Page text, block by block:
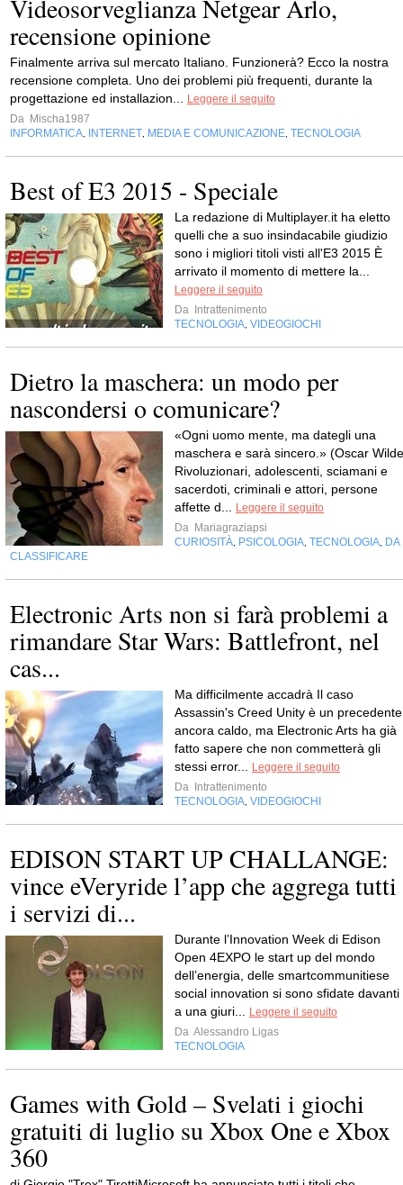
Videosorveglianza Netgear Arlo,
recensione opinione
Finalmente arriva sul mercato Italiano. Funzionerà? Ecco la nostra
recensione completa. Uno dei problemi più frequenti, durante la
progettazione ed installazion...
Leggere il seguito
Da Mischa1987
INFORMATICA
INTERNET MEDIA E COMUNICAZIONE TECNOLOGIA
Best of E3 2015 - Speciale
La redazione di Multiplayer.it ha eletto
quelli che a suo insindacabile giudizio
sono i migliori titoli visti all'E3 2015 È
arrivato il momento di mettere la...
Leggere il seguito
Da
Intrattenimento
TECNOLOGIA VIDEOGIOCHI
Dietro la maschera: un modo per
nascondersi o comunicare?
«Ogni uomo mente, ma dategli una
maschera e sarà sincero.» (Oscar
Rivoluzionari, adolescenti, sciamani e
sacerdoti, criminali e attori, persone
affette d...
Leggere il seguito
Da Mariagraziapsi
CURIOSITÀ PSICOLOGIA TECNOLOGIA DA
CLASSIFICARE
Electronic Arts non si farà problemi a
rimandare Star Wars: Battlefront, nel
cas...
Ma difficilmente accadrà Il caso
Assassin's Creed Unity è un precedente
ancora caldo, ma Electronic Arts ha già
fatto sapere che non commetterà gli
stessi error...
Leggere il seguito
Da
Intrattenimento
TECNOLOGIA VIDEOGIOCHI
EDISON START UP CHALLANGE:
vince eVeryride l’app che aggrega tutti
i servizi di...
Durante l’Innovation Week di Edison
Open 4EXPO le start up del mondo
dell’energia, delle smartcommunitiese
social innovation si sono sfidate davanti
a una giuri...
Leggere il seguito
Da Alessandro Ligas
TECNOLOGIA
Games with Gold – Svelati i giochi
gratuiti di luglio su Xbox One e Xbox
360